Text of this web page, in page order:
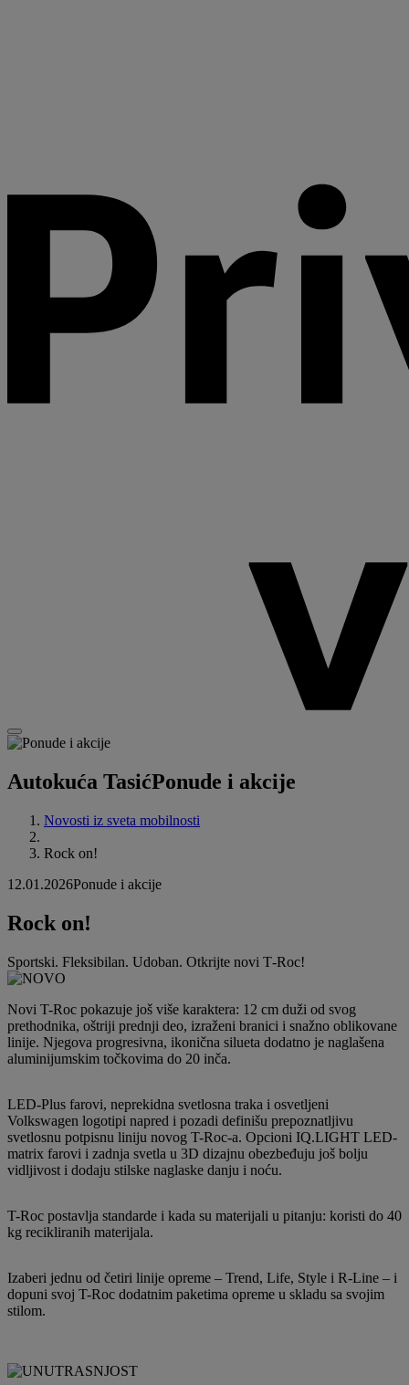
Autokuća TasićPonude i akcije
Novosti iz sveta mobilnosti
Rock on!
12.01.2026Ponude i akcije
Rock on!
Sportski. Fleksibilan. Udoban. Otkrijte novi T‑Roc!
Novi T-Roc pokazuje još više karaktera: 12 cm duži od svog
prethodnika, oštriji prednji deo, izraženi branici i snažno oblikovane
linije. Njegova progresivna, ikonična silueta dodatno je naglašena
aluminijumskim točkovima do 20 inča.
LED-Plus farovi, neprekidna svetlosna traka i osvetljeni
Volkswagen logotipi napred i pozadi definišu prepoznatljivu
svetlosnu potpisnu liniju novog T-Roc-a. Opcioni IQ.LIGHT LED-
matrix farovi i zadnja svetla u 3D dizajnu obezbeđuju još bolju
vidljivost i dodaju stilske naglaske danju i noću.
T-Roc postavlja standarde i kada su materijali u pitanju: koristi do 40
kg recikliranih materijala.
Izaberi jednu od četiri linije opreme – Trend, Life, Style i R-Line – i
dopuni svoj T-Roc dodatnim paketima opreme u skladu sa svojim
stilom.